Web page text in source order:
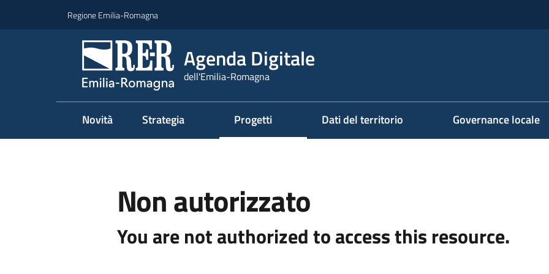
Regione Emilia-Romagna
Agenda Digitale
dell'Emilia-Romagna
Novità Strategia Progetti Dati del territorio Governance locale
Non autorizzato
You are not authorized to access this resource.